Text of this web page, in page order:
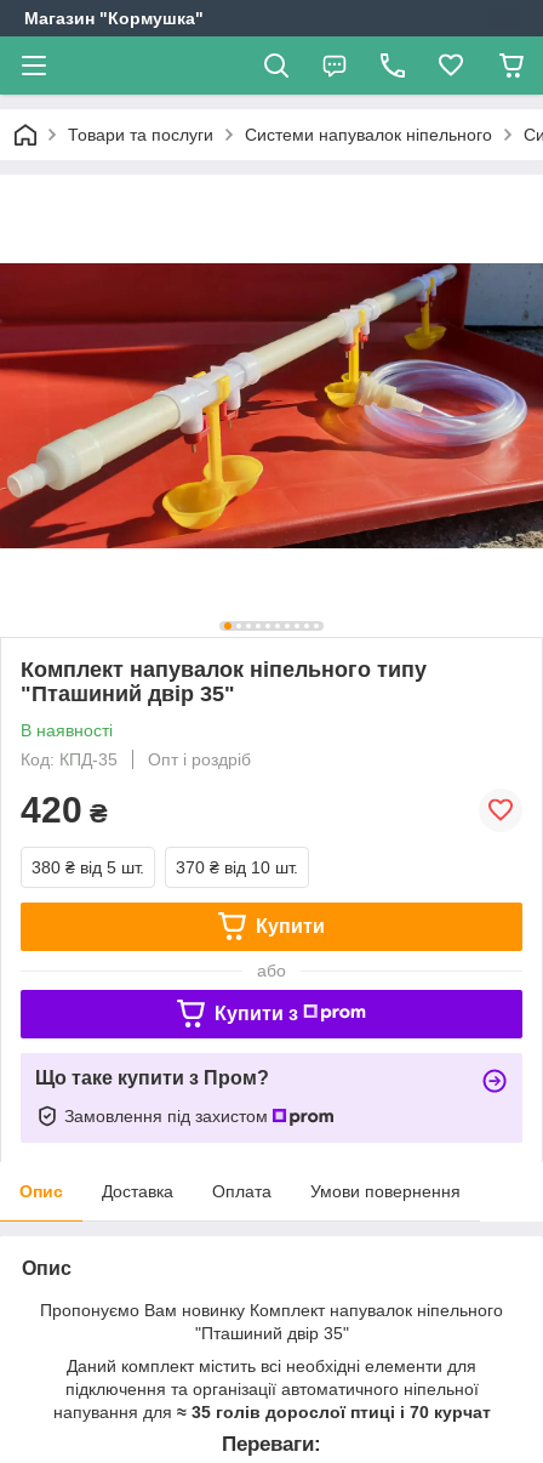
Магазин "Кормушка"
Товари та послуги Системи напувалок ніпельного
Комплект напувалок ніпельного типу
"Пташиний двір 35"
В наявності
Код: КПД-35
Опт і роздріб
420 ₴
380 ₴ від 5 шт. 370 ₴ від 10 шт.
Купити
або
Купити з
Що таке купити з Пром?
Замовлення під захистом
Опис Доставка Оплата Умови повернення
Опис
Пропонуємо Вам новинку Комплект напувалок ніпельного
"Пташиний двір 35"
Даний комплект містить всі необхідні елементи для
підключення та організації автоматичного ніпельної
напування для ≈ 35 голів дорослої птиці і 70 курчат
Переваги: